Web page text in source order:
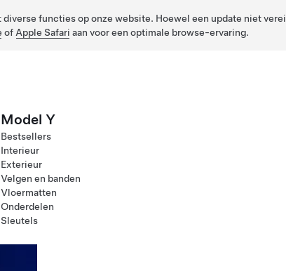
functies op onze website. Hoewel een update niet
of Apple Safari aan voor een optimale browse-ervaring.
Model Y
Bestsellers
Interieur
Exterieur
Velgen en banden
Vloermatten
Onderdelen
Sleutels